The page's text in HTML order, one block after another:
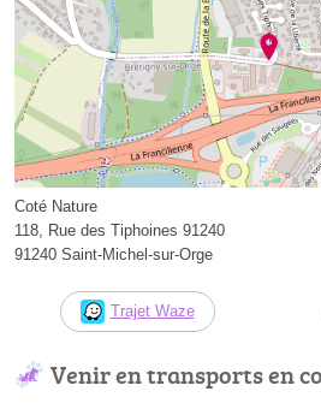
Coté Nature
118, Rue des Tiphoines 91240
91240 Saint-Michel-sur-Orge
Trajet Waze
Venir en transports en